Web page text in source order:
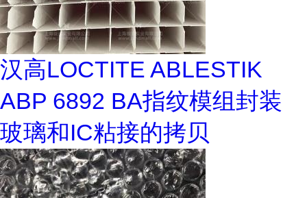
汉高LOCTITE ABLESTIK
ABP 6892 BA指纹模组封装
玻璃和IC粘接的拷贝